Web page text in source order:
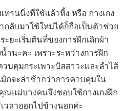
ทรนนิ่งที่ใช้แล้วทิ้ง หรือ กางเกง
ลับมาใช้ใหม่ได้ก็ถือเป็นตัวช่วย
ยะเริ่มต้นที่ของการฝึกเลิกผ้า
ำนะคะ เพราะระหว่างการฝึก
วบคุมกระเพาะปัสสาวะและลำไส้
มักจะล่าช้ากว่าการควบคุมใน
แม่บางคนจึงชอบใช้กางเกงฝึก
วลาออกไปข้างนอกค่ะ